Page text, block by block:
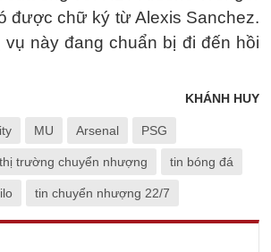
được chữ ký từ Alexis Sanchez.
này đang chuẩn bị đi đến hồi
KHÁNH HUY
MU Arsenal PSG
thị trường chuyển nhượng tin bóng đá
tin chuyển nhượng 22/7